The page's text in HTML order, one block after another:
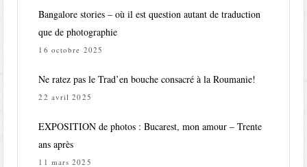
Bangalore stories – où il est question autant de traduction
que de photographie
16 octobre 2025
Ne ratez pas le Trad’en bouche consacré à la Roumanie!
22 avril 2025
EXPOSITION de photos : Bucarest, mon amour – Trente
ans après
11 mars 2025